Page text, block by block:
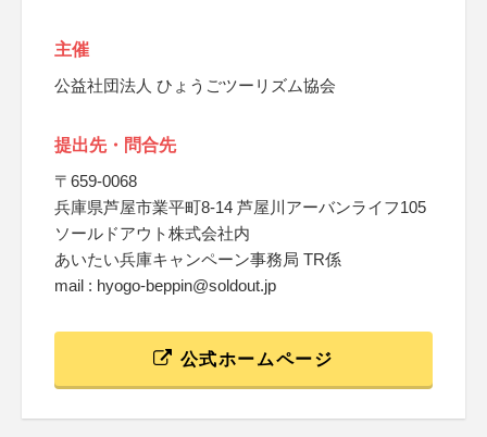
主催
公益社団法人 ひょうごツーリズム協会
提出先・問合先
〒659-0068
兵庫県芦屋市業平町8-14 芦屋川アーバンライフ105
ソールドアウト株式会社内
あいたい兵庫キャンペーン事務局 TR係
mail : hyogo-beppin@soldout.jp
公式ホームページ